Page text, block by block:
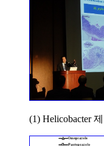
(1) Helicobacter